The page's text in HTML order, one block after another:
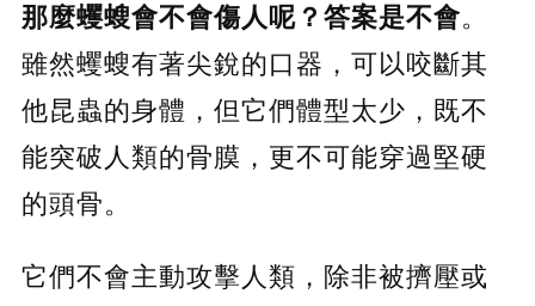
那麼蠼螋會不會傷人呢？答案是不會。
雖然蠼螋有著尖銳的口器，可以咬斷其
他昆蟲的身體，但它們體型太少，既不
能突破人類的骨膜，更不可能穿過堅硬
的頭骨。
它們不會主動攻擊人類，除非被擠壓或